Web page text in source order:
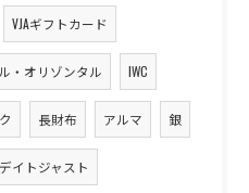
VJAギフトカード
・オリゾンタル IWC
長財布 アルマ 銀
デイトジャスト